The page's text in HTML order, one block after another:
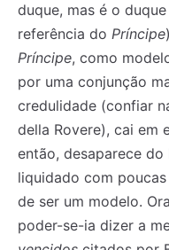
duque, mas é o
referência do Príncipe
Príncipe, como
por uma conjunção
credulidade (confiar
della Rovere), cai em
então, desaparece
liquidado com
de ser um modelo.
poder-se-ia dizer a